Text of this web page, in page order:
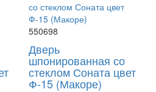
550698
Дверь
шпонированная со
стеклом Соната цвет
Ф-15 (Макоре)